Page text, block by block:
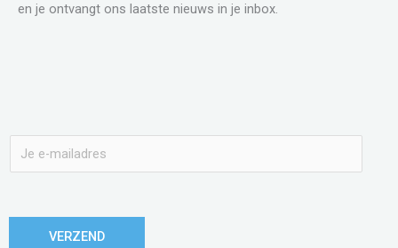
en je ontvangt ons laatste nieuws in je inbox.
-
a
VERZEND